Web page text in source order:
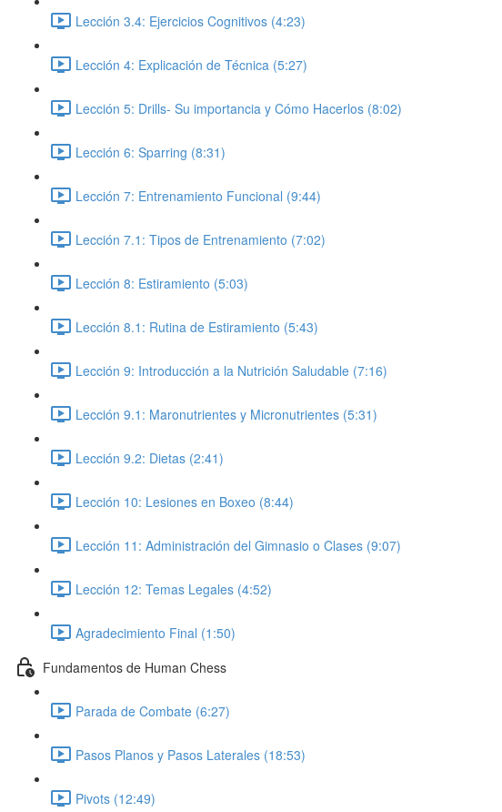
Lección 3.4: Ejercicios Cognitivos (4:23)
Lección 4: Explicación de Técnica (5:27)
Lección 5: Drills- Su importancia y Cómo Hacerlos (8:02)
Lección 6: Sparring (8:31)
Lección 7: Entrenamiento Funcional (9:44)
Lección 7.1: Tipos de Entrenamiento (7:02)
Lección 8: Estiramiento (5:03)
Lección 8.1: Rutina de Estiramiento (5:43)
Lección 9: Introducción a la Nutrición Saludable (7:16)
Lección 9.1: Maronutrientes y Micronutrientes (5:31)
Lección 9.2: Dietas (2:41)
Lección 10: Lesiones en Boxeo (8:44)
Lección 11: Administración del Gimnasio o Clases (9:07)
Lección 12: Temas Legales (4:52)
Agradecimiento Final (1:50)
Fundamentos de Human Chess
Parada de Combate (6:27)
Pasos Planos y Pasos Laterales (18:53)
Pivots (12:49)